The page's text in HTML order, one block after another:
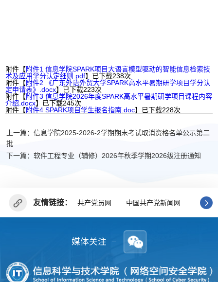
附件【附件1 信息学院SPARK项目大语言模型驱动的智能信息检索技
术及应用学分认定细则.pdf】已下载238次
附件【附件2 《广东外语外贸大学SPARK高水平暑期研学项目学分认
定申请表》.docx】已下载223次
附件【附件3 信息学院2026年度SPARK高水平暑期研学项目课程内容
介绍.docx】已下载245次
附件【附件4 SPARK项目学生报名指南.doc】已下载228次
上一篇：信息学院2025-2026-2学期期末考试取消资格名单公示第二
批
下一篇：软件工程专业（辅修）2026年秋季学期2026级注册通知
友情链接： 共产党员网 中国共产党新闻网 广东
媒体关注